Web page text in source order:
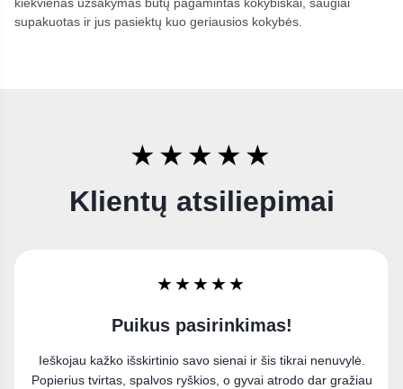
kiekvienas užsakymas būtų pagamintas kokybiškai, saugiai
supakuotas ir jus pasiektų kuo geriausios kokybės.
★★★★★
Klientų atsiliepimai
★★★★★
Labai džiaugiuosi
Užsisakiau paveikslą ant drobės ir esu labai patenkinta
pirkiniu. Puikiai įsilieja į mano interjerą.